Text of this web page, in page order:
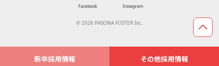
新卒採用情報 その他採用情報
Facebook Instagram
© 2026 PASONA FOSTER Inc.